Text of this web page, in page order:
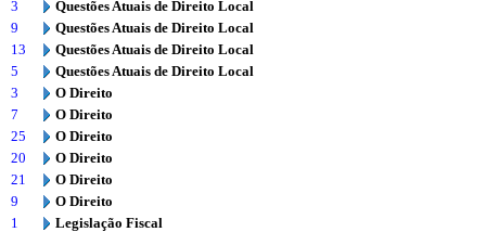
3
Questões Atuais de Direito Local
9
Questões Atuais de Direito Local
13
Questões Atuais de Direito Local
5
Questões Atuais de Direito Local
3
O Direito
7
O Direito
25
O Direito
20
O Direito
21
O Direito
9
O Direito
1
Legislação Fiscal